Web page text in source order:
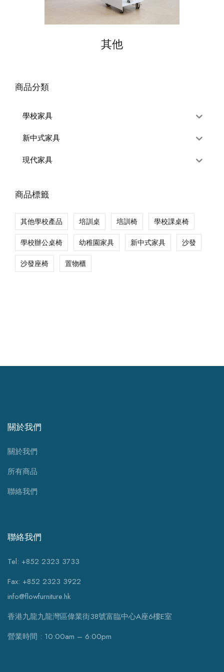
商品分類
學校家具
新中式家具
現代家具
商品標籤
其他學校產品 培訓桌 培訓椅 學校課桌椅
學校辦公桌椅 幼稚園家具 新中式家具 沙發
沙發座椅 置物櫃
其他
關於我們
關於我們
所有商品
聯絡我們
聯絡我們
Tel: +852 2323 3733
Fax: +852 2323 3922
info@flowfurniture.hk
香港九龍九龍灣區偉業街38號富臨中心A座6樓E室
營業時間 : 10:00am – 6:00pm